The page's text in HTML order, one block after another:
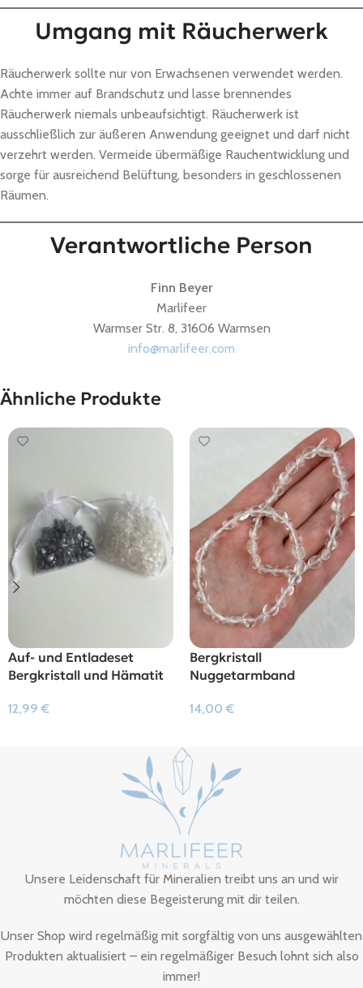
Umgang mit Räucherwerk
Räucherwerk sollte nur von Erwachsenen verwendet werden.
Achte immer auf Brandschutz und lasse brennendes
Räucherwerk niemals unbeaufsichtigt. Räucherwerk ist
ausschließlich zur äußeren Anwendung geeignet und darf nicht
verzehrt werden. Vermeide übermäßige Rauchentwicklung und
sorge für ausreichend Belüftung, besonders in geschlossenen
Räumen.
Verantwortliche Person
Finn Beyer
Marlifeer
Warmser Str. 8, 31606 Warmsen
info@marlifeer.com
Ähnliche Produkte
Auf- und Entladeset
Bergkristall und Hämatit
12,99 €
Bergkristall
Nuggetarmband
14,00 €
Unsere Leidenschaft für Mineralien treibt uns an und wir
möchten diese Begeisterung mit dir teilen.
Unser Shop wird regelmäßig mit sorgfältig von uns ausgewählten
Produkten aktualisiert – ein regelmäßiger Besuch lohnt sich also
immer!